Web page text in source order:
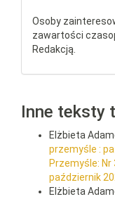
Osoby
zawartości
Redakcją.
Inne teksty
Elżbieta
przemyśle :
Przemyśle:
październik
Elżbieta